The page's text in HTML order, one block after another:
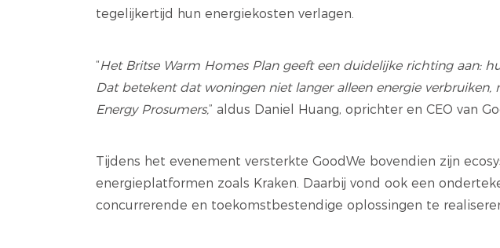
tegelijkertijd hun energiekosten verlagen.
“Het Britse Warm Homes Plan geeft een duidelijke richting aan:
Dat betekent dat woningen niet langer alleen energie
Energy Prosumers,” aldus Daniel Huang, oprichter en CEO van
Tijdens het evenement versterkte GoodWe bovendien zijn
energieplatformen zoals Kraken. Daarbij vond ook een
concurrerende en toekomstbestendige oplossingen te